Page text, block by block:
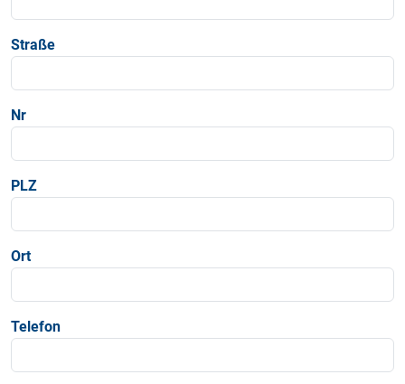
Straße
Nr
PLZ
Ort
Telefon